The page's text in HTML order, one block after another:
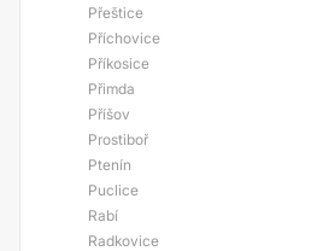
Přeštice
Příchovice
Příkosice
Přimda
Příšov
Prostiboř
Ptenín
Puclice
Rabí
Radkovice